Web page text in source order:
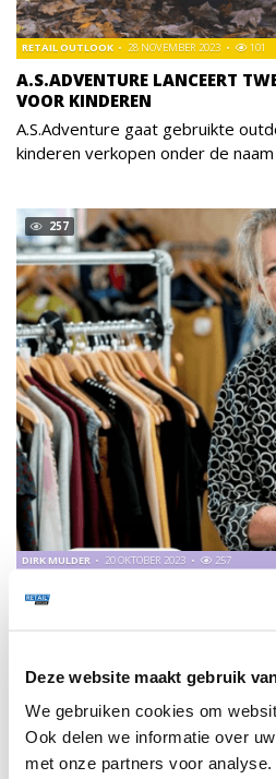
Deze website maakt gebruik
We gebruiken cookies om
Ook delen we informatie over
met onze partners voor
A.S.ADVENTURE LANCEERT
VOOR KINDEREN
RETAIL OUTLOOK 28 NOVEMBER 2023 101
A.S.Adventure gaat gebruikte
kinderen verkopen onder de naam
257
“TWEEDEHANDS IS HET NIEUWE
DIRK MULDER 20 OKTOBER 2023 257
ING Sector Banker Dirk Mulder
door hergebruik!
247